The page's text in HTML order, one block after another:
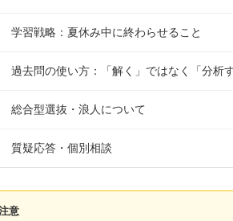
学習戦略：夏休み中に終わらせること
過去問の使い方：「解く」ではなく「分析す
総合型選抜・浪人について
質疑応答・個別相談
意